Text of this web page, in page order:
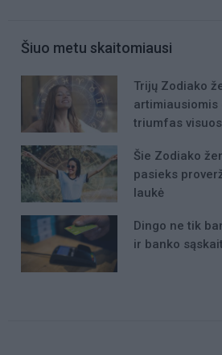
Šiuo metu skaitomiausi
Trijų Zodiako
artimiausiomis
triumfas
Šie Zodiako
pasieks
laukė
Dingo ne tik
ir banko